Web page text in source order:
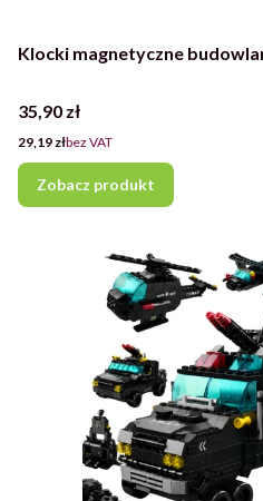
Klocki magnetyczne
Cena
35,90 zł
Cena
29,19 złbez VAT
Zobacz produkt